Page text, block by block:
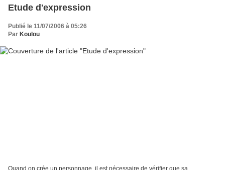
Etude d'expression
Publié le 11/07/2006 à 05:26
Par Koulou
Quand on crée un personnage, il est nécessaire de vérifier que sa